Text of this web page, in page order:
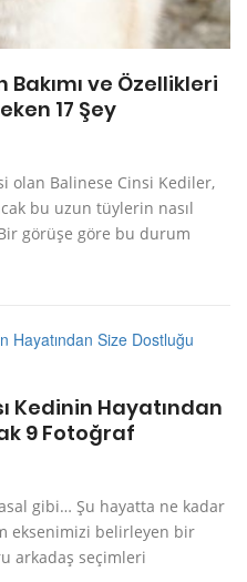
ve Özellikleri
17 Şey
olan Balinese Cinsi Kediler,
bu uzun tüylerin nasıl
görüşe göre bu durum
Kedinin Hayatından
9 Fotoğraf
gibi… Şu hayatta ne kadar
eksenimizi belirleyen bir
arkadaş seçimleri